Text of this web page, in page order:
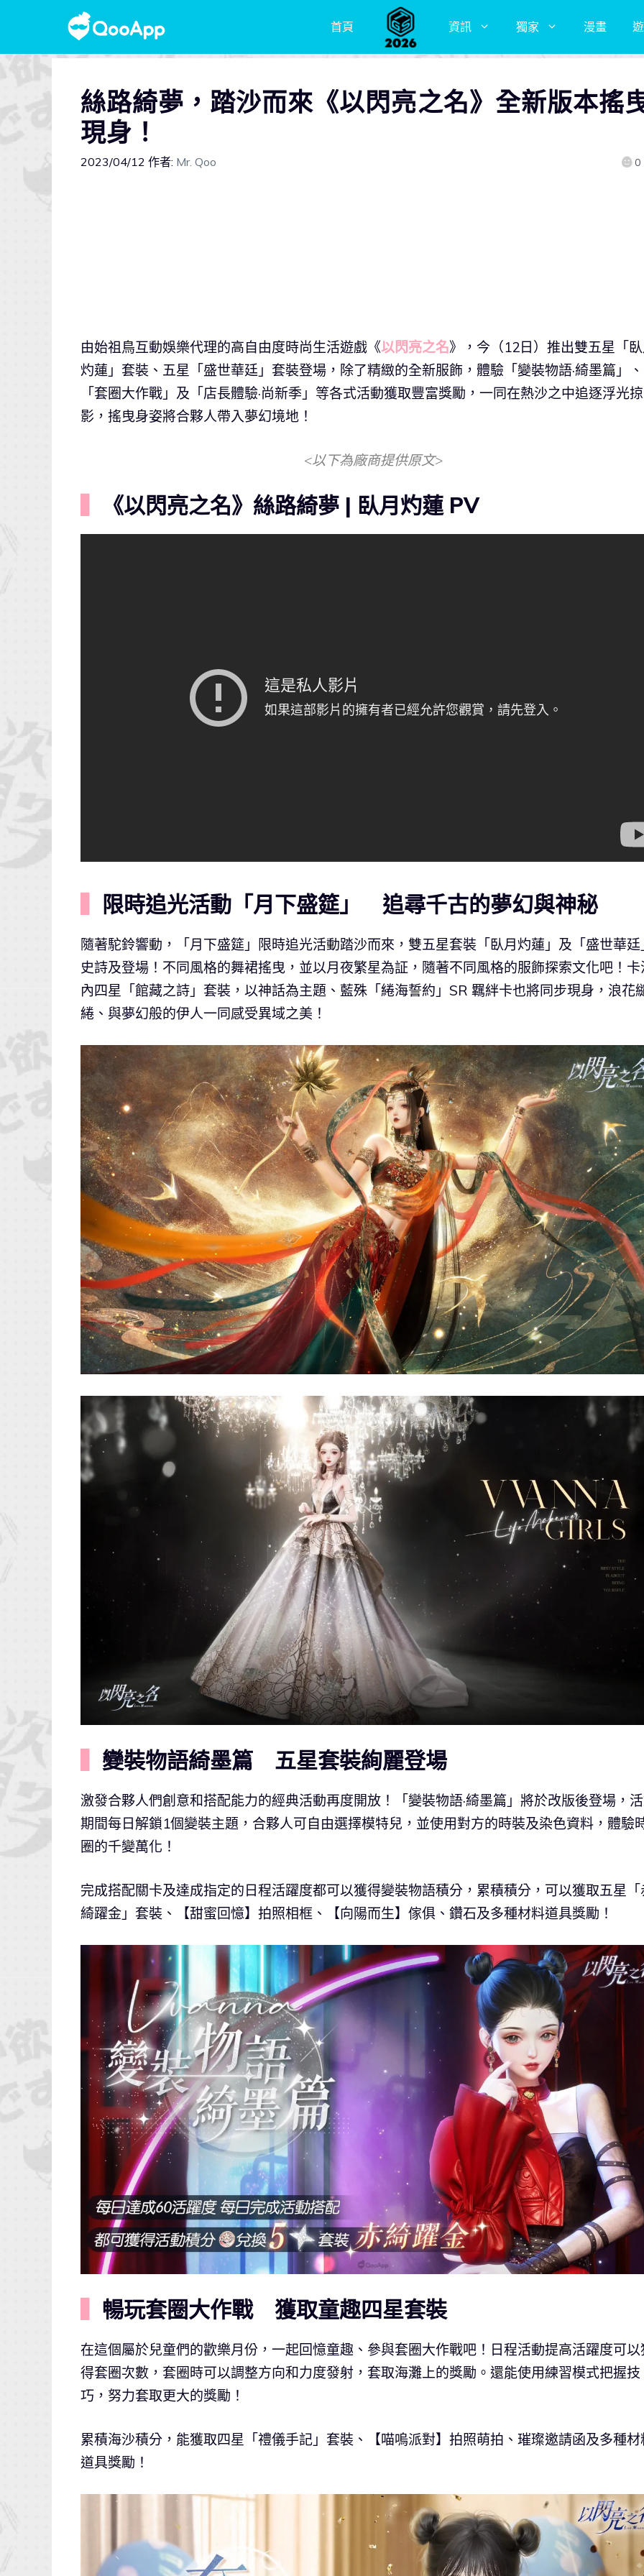
首頁 資訊 獨家 漫畫
絲路綺夢，踏沙而來《以閃亮之名》全新版本搖
現身！
2023/04/12 作者: Mr. Qoo 0
由始祖鳥互動娛樂代理的高自由度時尚生活遊戲《以閃亮之名》，今（12日）推出雙五星「
灼蓮」套裝、五星「盛世華廷」套裝登場，除了精緻的全新服飾，體驗「變裝物語·綺墨篇」、
「套圈大作戰」及「店長體驗·尚新季」等各式活動獲取豐富獎勵，一同在熱沙之中追逐浮光掠
影，搖曳身姿將合夥人帶入夢幻境地！
<以下為廠商提供原文>
《以閃亮之名》絲路綺夢 | 臥月灼蓮 PV
限時追光活動「月下盛筵」 追尋千古的夢幻與神秘
隨著駝鈴響動，「月下盛筵」限時追光活動踏沙而來，雙五星套裝「臥月灼蓮」及「盛世華廷
史詩及登場！不同風格的舞裙搖曳，並以月夜繁星為証，隨著不同風格的服飾探索文化吧！卡
內四星「館藏之詩」套裝，以神話為主題、藍殊「綣海誓約」SR 羈絆卡也將同步現身，浪花
綣、與夢幻般的伊人一同感受異域之美！
變裝物語綺墨篇 五星套裝絢麗登場
激發合夥人們創意和搭配能力的經典活動再度開放！「變裝物語·綺墨篇」將於改版後登場，
期間每日解鎖1個變裝主題，合夥人可自由選擇模特兒，並使用對方的時裝及染色資料，體驗
圈的千變萬化！
完成搭配關卡及達成指定的日程活躍度都可以獲得變裝物語積分，累積積分，可以獲取五星「
綺躍金」套裝、【甜蜜回憶】拍照相框、【向陽而生】傢俱、鑽石及多種材料道具獎勵！
暢玩套圈大作戰 獲取童趣四星套裝
在這個屬於兒童們的歡樂月份，一起回憶童趣、參與套圈大作戰吧！日程活動提高活躍度可以
得套圈次數，套圈時可以調整方向和力度發射，套取海灘上的獎勵。還能使用練習模式把握技
巧，努力套取更大的獎勵！
累積海沙積分，能獲取四星「禮儀手記」套裝、【喵嗚派對】拍照萌拍、璀璨邀請函及多種材
道具獎勵！